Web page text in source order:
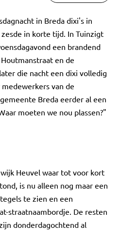
in Breda dixi's in
in korte tijd. In Tuinzigt
een brandend
en de
die nacht een dixi volledig
van de
Breda eerder al een
moeten we nou plassen?"
Heuvel waar tot voor kort
is nu alleen nog maar een
te zien en een
straatnaambordje. De resten
donderdagochtend al